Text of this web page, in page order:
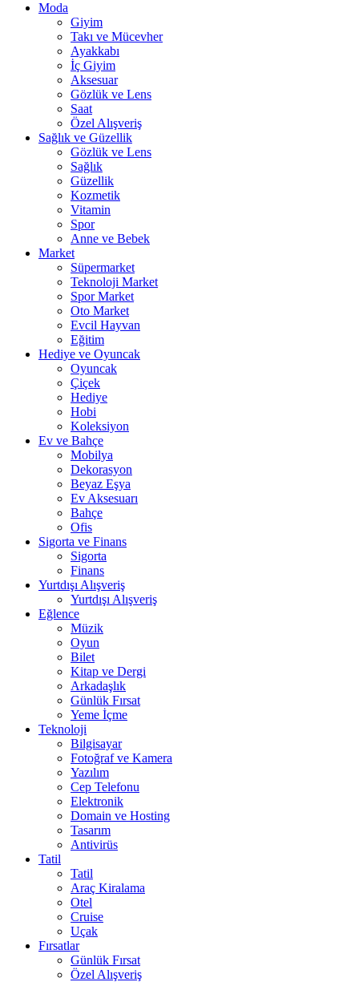
Moda
Giyim
Takı ve Mücevher
Ayakkabı
İç Giyim
Aksesuar
Gözlük ve Lens
Saat
Özel Alışveriş
Sağlık ve Güzellik
Gözlük ve Lens
Sağlık
Güzellik
Kozmetik
Vitamin
Spor
Anne ve Bebek
Market
Süpermarket
Teknoloji Market
Spor Market
Oto Market
Evcil Hayvan
Eğitim
Hediye ve Oyuncak
Oyuncak
Çiçek
Hediye
Hobi
Koleksiyon
Ev ve Bahçe
Mobilya
Dekorasyon
Beyaz Eşya
Ev Aksesuarı
Bahçe
Ofis
Sigorta ve Finans
Sigorta
Finans
Yurtdışı Alışveriş
Yurtdışı Alışveriş
Eğlence
Müzik
Oyun
Bilet
Kitap ve Dergi
Arkadaşlık
Günlük Fırsat
Yeme İçme
Teknoloji
Bilgisayar
Fotoğraf ve Kamera
Yazılım
Cep Telefonu
Elektronik
Domain ve Hosting
Tasarım
Antivirüs
Tatil
Tatil
Araç Kiralama
Otel
Cruise
Uçak
Fırsatlar
Günlük Fırsat
Özel Alışveriş